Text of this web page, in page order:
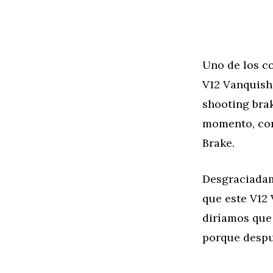
Uno de los
V12
shooting
momento,
Brake.
que este
diríamos
porque